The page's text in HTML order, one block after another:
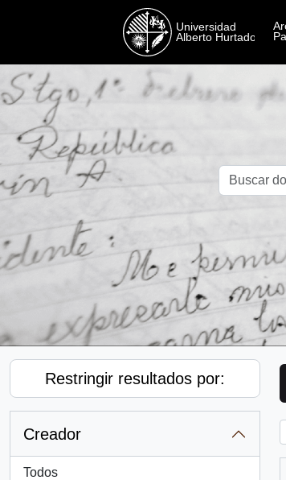
Restringir resultados por:
Creador
Todos